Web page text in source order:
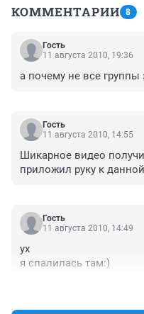
КОММЕНТАРИИ 8
Гость
11 августа 2010, 19:36
а почему не все
Гость
11 августа 2010, 14:55
Шикарное видео
приложил руку к
Гость
11 августа 2010, 14:49
ух
я спалилась там:)